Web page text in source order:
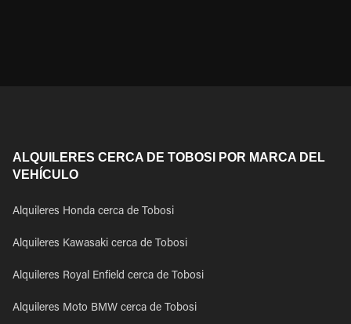
ALQUILERES CERCA DE TOBOSI POR MARCA DEL
VEHÍCULO
Alquileres Honda cerca de Tobosi
Alquileres Kawasaki cerca de Tobosi
Alquileres Royal Enfield cerca de Tobosi
Alquileres Moto BMW cerca de Tobosi